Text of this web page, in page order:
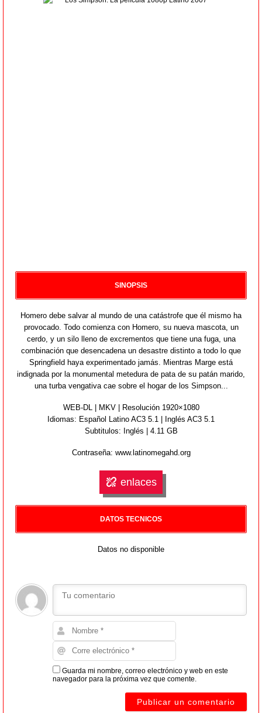
SINOPSIS
Homero debe salvar al mundo de una catástrofe que él mismo ha
provocado. Todo comienza con Homero, su nueva mascota, un
cerdo, y un silo lleno de excrementos que tiene una fuga, una
combinación que desencadena un desastre distinto a todo lo que
Springfield haya experimentado jamás. Mientras Marge está
indignada por la monumental metedura de pata de su patán marido,
una turba vengativa cae sobre el hogar de los Simpson...
WEB-DL | MKV | Resolución 1920×1080
Idiomas: Español Latino AC3 5.1 | Inglés AC3 5.1
Subtitulos: Inglés | 4.11 GB
Contraseña: www.latinomegahd.org
enlaces
DATOS TECNICOS
Datos no disponible
Guarda mi nombre, correo electrónico y web en este
navegador para la próxima vez que comente.